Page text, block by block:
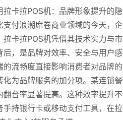
拉卡拉POS机：品牌形象提升的
支付浪潮席卷商业领域的今天，
拉卡拉POS机凭借其技术实力与
后，是品牌对效率、安全与用户感
的流畅度直接影响消费者对品牌
化为品牌服务的加分项。某连锁
翻台率显著提高。这种效率提升
手持银行卡或移动支付工具，在